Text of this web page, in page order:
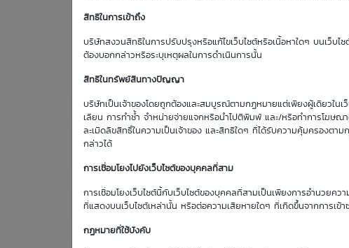
สิทธิในการเข้าถึง
บริษัทสงวนสิทธิในการปรับปรุงหรือแก้ไขเว็บไซต์หรือเนื้อหาใดๆ บนเว็บ
ต้องบอกกล่าวหรือระบุเหตุผลในการดำเนินการนั้น
สิทธิในทรัพย์สินทางปัญญา
บริษัทเป็นเจ้าของโดยถูกต้องและสมบูรณ์ตามกฏหมายแต่เพียงผู้เดียวใน
เลียน การทำซ้ำ จำหน่ายจ่ายแจกหรือนำไปตีพิมพ์ และ/หรือทำการโฆษ
ละเมิดลิขสิทธิ์ในความเป็นเจ้าของ และสิทธิใดๆ ที่ได้รับความคุ้มครอง
กล่าวได้
การเชื่อมโยงไปยังเว็บไซต์ของบุคคลที่สาม
การเชื่อมโยงเว็บไซต์นี้กับเว็บไซต์ของบุคคลที่สามเป็นเพียงการอำนวย
ที่แสดงบนเว็บไซต์เหล่านั้น หรือต่อความเสียหายใดๆ ที่เกิดขึ้นจากการเข้า
กฏหมายที่ใช้บังคับ
8.28
ตารางเสนอซื้อคืนเบื้องต้นของ
PTT
Bid | Offer